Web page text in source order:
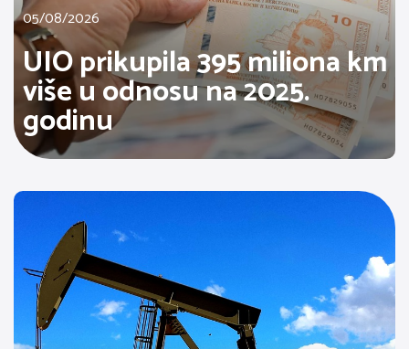
05/08/2026
UIO prikupila 395 miliona km
više u odnosu na 2025.
godinu